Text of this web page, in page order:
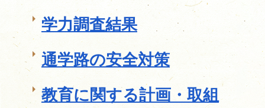
学力調査結果
通学路の安全対策
教育に関する計画・取組